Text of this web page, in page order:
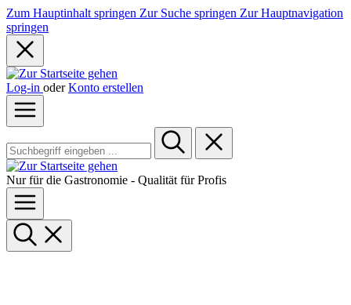
Zum Hauptinhalt springen Zur Suche springen Zur Hauptnavigation
springen
Log-in oder Konto erstellen
Nur für die Gastronomie - Qualität für Profis